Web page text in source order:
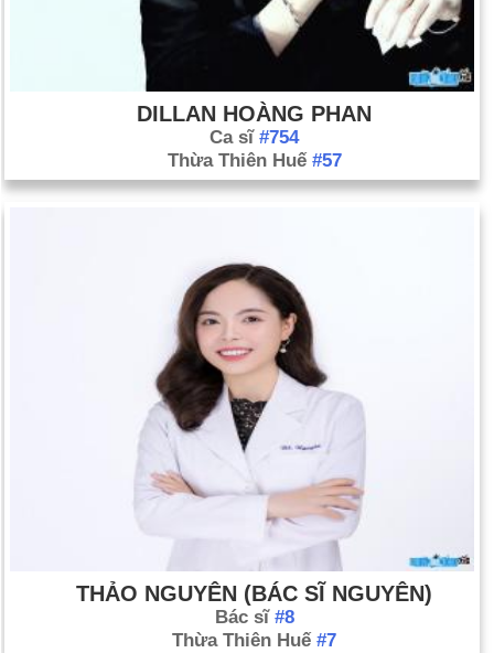
DILLAN HOÀNG PHAN
Ca sĩ #754
Thừa Thiên Huế #57
THẢO NGUYÊN (BÁC SĨ NGUYÊN)
Bác sĩ #8
Thừa Thiên Huế #7